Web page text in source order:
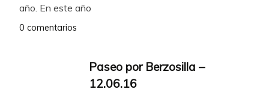
año. En este año
0 comentarios
Paseo por Berzosilla –
12.06.16